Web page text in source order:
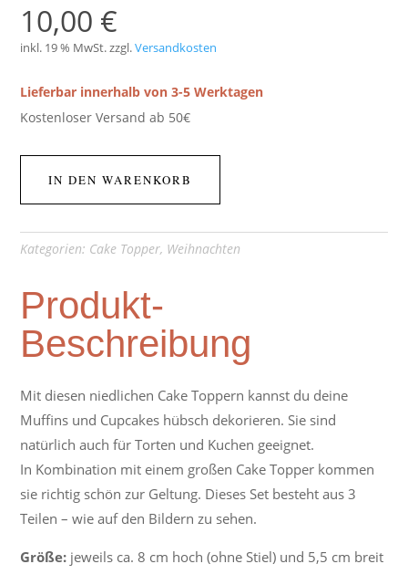
10,00 €
inkl. 19 % MwSt. zzgl.Versandkosten
Lieferbar innerhalb von 3-5 Werktagen
Kostenloser Versand ab 50€
IN DEN WARENKORB
Kategorien: Cake Topper, Weihnachten
Produkt-
Beschreibung
Mit diesen niedlichen Cake Toppern kannst du deine
Muffins und Cupcakes hübsch dekorieren. Sie sind
natürlich auch für Torten und Kuchen geeignet.
In Kombination mit einem großen Cake Topper kommen
sie richtig schön zur Geltung. Dieses Set besteht aus 3
Teilen – wie auf den Bildern zu sehen.
Größe: jeweils ca. 8 cm hoch (ohne Stiel) und 5,5 cm breit